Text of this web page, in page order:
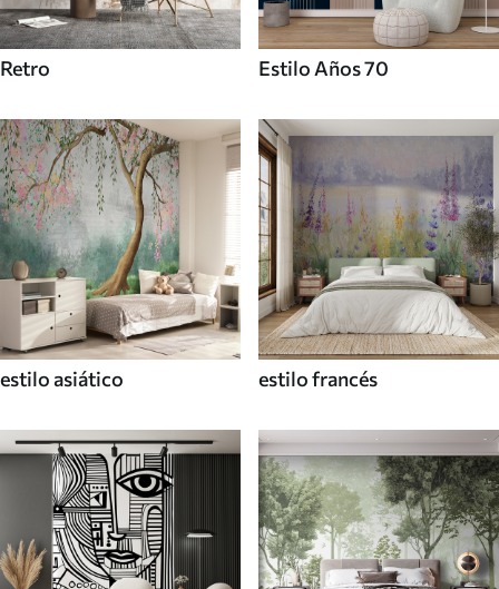
Retro Estilo Años 70
estilo asiático estilo francés